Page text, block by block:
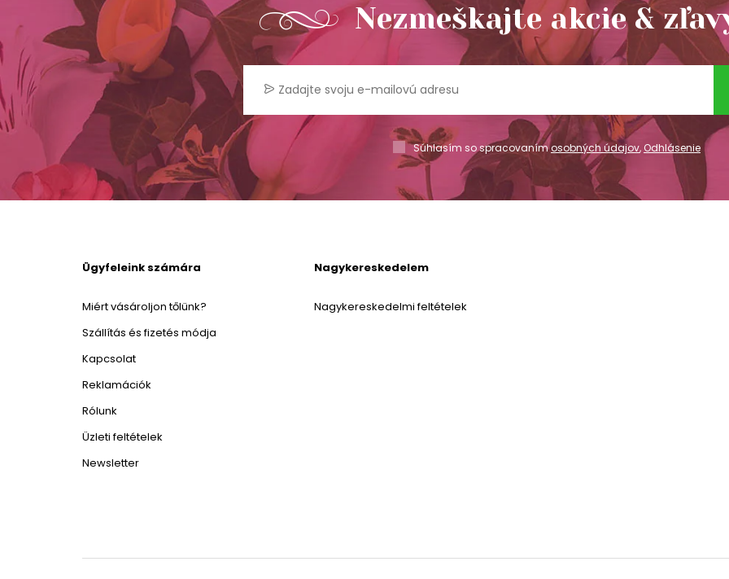
Nezmeškajte akcie &
Súhlasím so spracovanímosobných údajov,Odhlásenie
Ügyfeleink számára
Miért vásároljon tőlünk?
Szállítás és fizetés módja
Kapcsolat
Reklamációk
Rólunk
Üzleti feltételek
Newsletter
Nagykereskedelem
Nagykereskedelmi feltételek